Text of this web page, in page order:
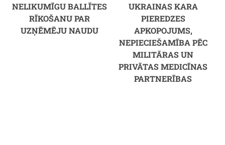
NELIKUMĪGU BALLĪTES
RĪKOŠANU PAR
UZŅĒMĒJU NAUDU
UKRAINAS KARA
PIEREDZES
APKOPOJUMS,
NEPIECIEŠAMĪBA PĒC
MILITĀRAS UN
PRIVĀTAS MEDICĪNAS
PARTNERĪBAS